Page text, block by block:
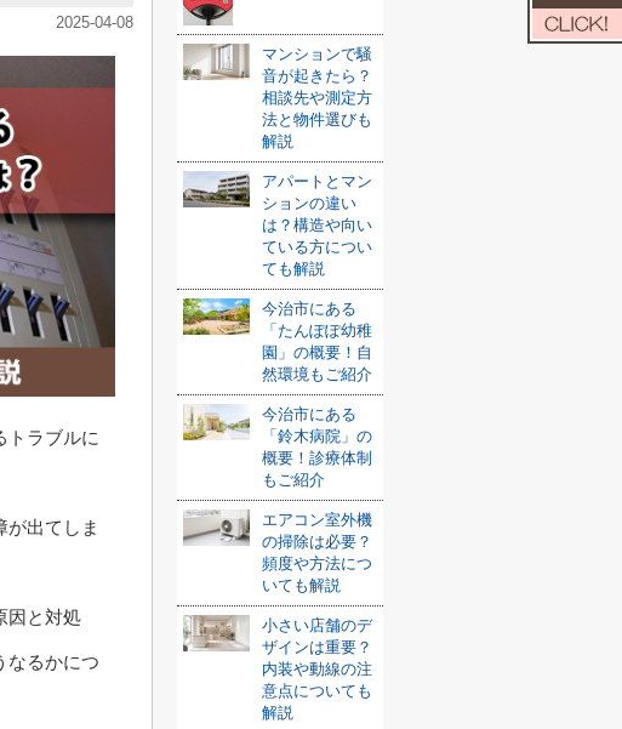
2025-04-08
トラブルに
が出てしま
因と対処
なるかにつ
マンションで騒
音が起きたら？
相談先や測定方
法と物件選びも
解説
アパートとマン
ションの違い
は？構造や向い
ている方につい
ても解説
今治市にある
「たんぽぽ幼稚
園」の概要！自
然環境もご紹介
今治市にある
「鈴木病院」の
概要！診療体制
もご紹介
エアコン室外機
の掃除は必要？
頻度や方法につ
いても解説
小さい店舗のデ
ザインは重要？
内装や動線の注
意点についても
解説